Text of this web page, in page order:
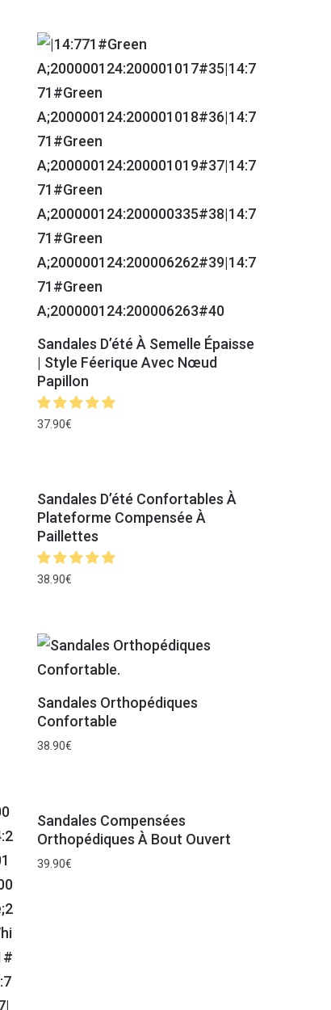
Sandales D’été À Semelle Épaisse
| Style Féerique Avec Nœud
Papillon
37.90€
Sandales D’été Confortables À
Plateforme Compensée À
Paillettes
38.90€
Sandales Orthopédiques
Confortable
38.90€
Sandales Compensées
Orthopédiques À Bout Ouvert
39.90€